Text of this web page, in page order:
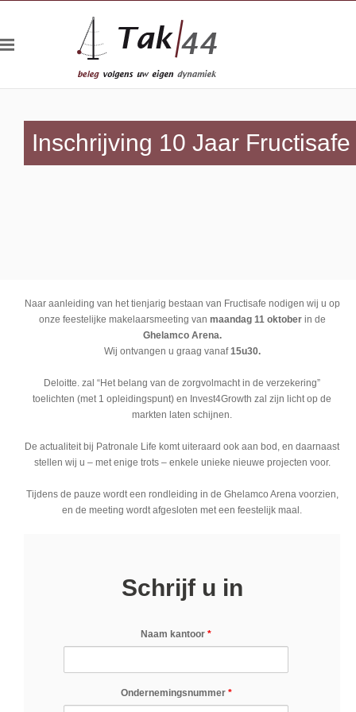
Inschrijving 10 Jaar Fructisafe
Naar aanleiding van het tienjarig bestaan van Fructisafe nodigen wij u op
onze feestelijke makelaarsmeeting van maandag 11 oktoberin de
Ghelamco Arena.
Wij ontvangen u graag vanaf15u30.
Deloitte. zal “Het belang van de zorgvolmacht in de verzekering”
toelichten (met 1 opleidingspunt) en Invest4Growth zal zijn licht op de
markten laten schijnen.
De actualiteit bij Patronale Life komt uiteraard ook aan bod, en daarnaast
stellen wij u – met enige trots – enkele unieke nieuwe projecten voor.
Tijdens de pauze wordt een rondleiding in de Ghelamco Arena voorzien,
en de meeting wordt afgesloten met een feestelijk maal.
Schrijf u in
Naam kantoor *
Ondernemingsnummer *